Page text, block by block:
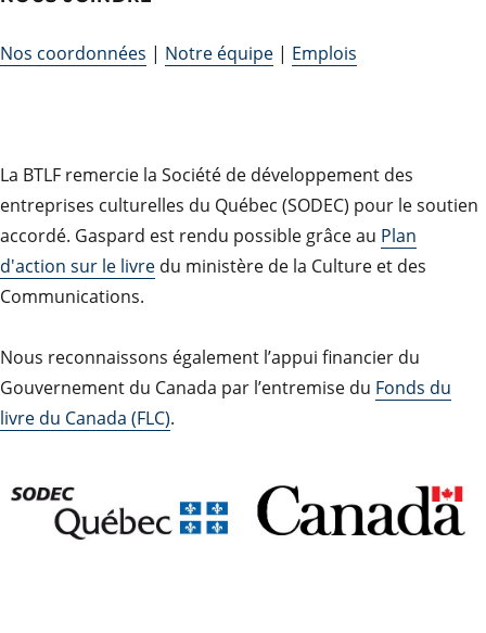
Nos coordonnées | Notre équipe | Emplois
La BTLF remercie la Société de développement des
entreprises culturelles du Québec (SODEC) pour le soutien
accordé. Gaspard est rendu possible grâce au Plan
d'action sur le livre du ministère de la Culture et des
Communications.
Nous reconnaissons également l’appui financier du
Gouvernement du Canada par l’entremise du Fonds du
livre du Canada (FLC).